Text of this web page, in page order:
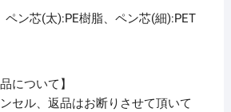
ペン芯(太):PE樹脂、ペン芯(細):PET
について】
セル、返品はお断りさせて頂いて